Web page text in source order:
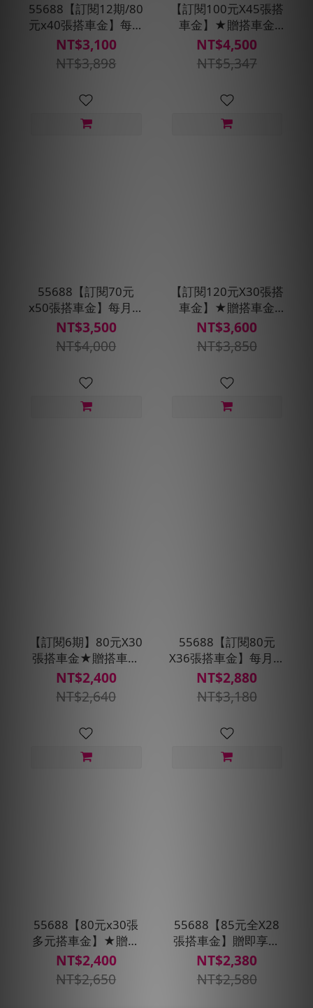
55688【訂閱12期/80
元x40張搭車金】每月
贈即享券400元+預約
派車X2次
NT$3,100
NT$3,898
【訂閱100元X45張搭
車金】★贈搭車金
400元(每30天自動扣
款)
NT$4,500
NT$5,347
55688【訂閱70元
x50張搭車金】每月贈
即享券500元(每30天
自動扣款)
NT$3,500
NT$4,000
【訂閱120元X30張搭
車金】★贈搭車金
250元(每30天自動扣
款)
NT$3,600
NT$3,850
【訂閱6期】80元X30
張搭車金★贈搭車金
240元(每30天自動扣
款)
NT$2,400
NT$2,640
55688【訂閱80元
X36張搭車金】每月贈
即享券300元(每30天
自動扣款)
NT$2,880
NT$3,180
55688【80元x30張
多元搭車金】★贈搭
車金250元
NT$2,400
NT$2,650
55688【85元全X28
張搭車金】贈即享券
200元
NT$2,380
NT$2,580